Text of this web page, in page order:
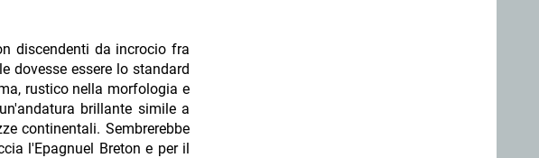
discendenti da incrocio fra
dovesse essere lo standard
rustico nella morfologia e
brillante simile a
continentali. Sembrerebbe
l'Epagnuel Breton e per il